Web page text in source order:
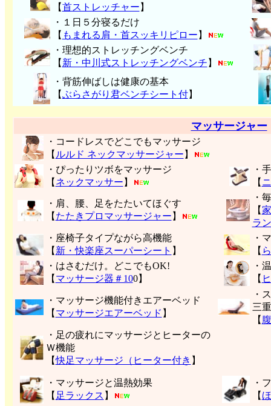
【首ストレッチャー 】
・１日５分寝るだけ
【 もまれる肩・首スッキリピロー 】
・理想的ストレッチングベンチ
【 新・中川式ストレッチングベンチ 】
・背筋伸ばしは健康の基本
【ぶらさがり君ベンチシート付】
マッサージャー
・コードレスでどこでもマッサージ
【 ルルド ネックマッサージャー 】
・ぴったりツボをマッサージ
【 ネックマッサー 】
・
【
・肩、腰、足をたたいてほぐす
【 たたきプロマッサージャー 】
・
【
ラ
・座椅子タイプながら高機能
【 新・快楽座スーパーシート 】
・
【
・はさむだけ。どこでもOK!
【 マッサージ器＃100】
・
【
・マッサージ機能付きエアーベッド
【 マッサージエアーベッド 】
・
三
【
・足の疲れにマッサージとヒーターの
Ｗ機能
【快足マッサージ（ヒーター付き 】
・マッサージと温熱効果
【 足ラックス 】
・
【